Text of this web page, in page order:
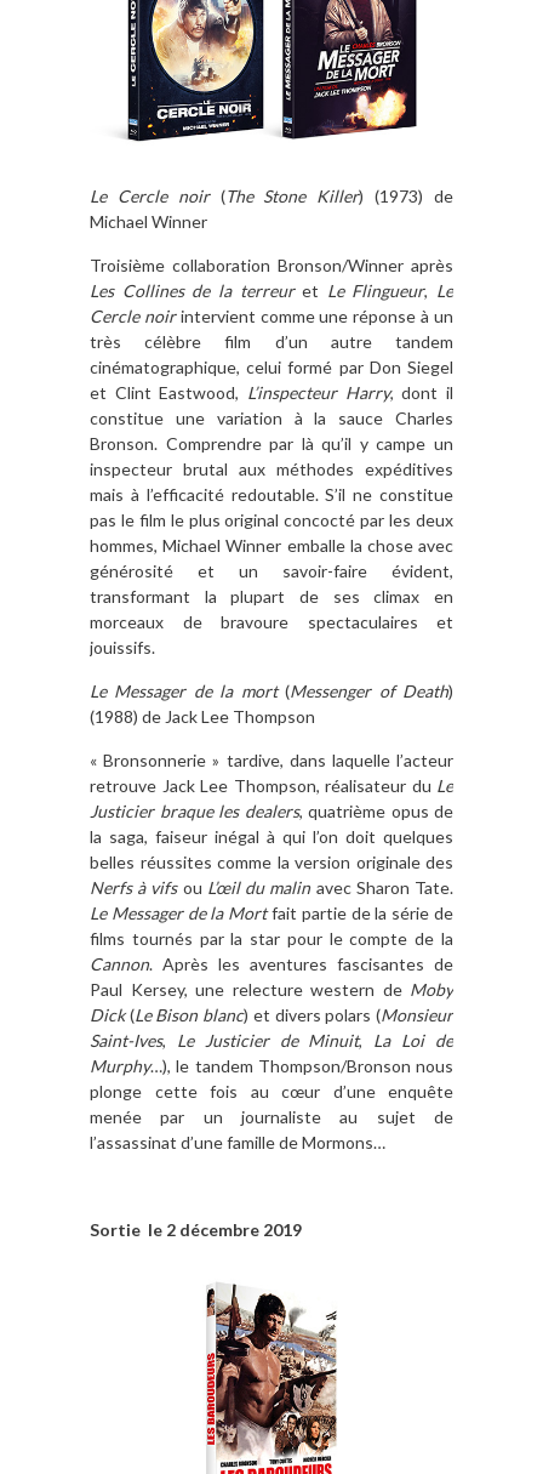
Le Cercle noir(The Stone Killer) (1973) de
Michael Winner
Troisième collaboration Bronson/Winner après
Les Collines de la terreuret Le Flingueur, Le
Cercle noirintervient comme une réponse à un
très célèbre film d’un autre tandem
cinématographique, celui formé par Don Siegel
et Clint Eastwood, L’inspecteur Harry, dont il
constitue une variation à la sauce Charles
Bronson. Comprendre par là qu’il y campe un
inspecteur brutal aux méthodes expéditives
mais à l’efficacité redoutable. S’il ne constitue
pas le film le plus original concocté par les deux
hommes, Michael Winner emballe la chose avec
générosité et un savoir-faire évident,
transformant la plupart de ses climax en
morceaux de bravoure spectaculaires et
jouissifs.
Le Messager de la mort(Messenger of Death)
(1988) de Jack Lee Thompson
« Bronsonnerie » tardive, dans laquelle l’acteur
retrouve Jack Lee Thompson, réalisateur du Le
Justicier braque les dealers, quatrième opus de
la saga, faiseur inégal à qui l’on doit quelques
belles réussites comme la version originale des
Nerfs à vifsou L’œil du malinavec Sharon Tate.
Le Messager de la Mortfait partie de la série de
films tournés par la star pour le compte de la
Cannon. Après les aventures fascisantes de
Paul Kersey, une relecture western de Moby
Dick(Le Bison blanc) et divers polars (Monsieur
Saint-Ives, Le Justicier de Minuit, La Loi de
Murphy…), le tandem Thompson/Bronson nous
plonge cette fois au cœur d’une enquête
menée par un journaliste au sujet de
l’assassinat d’une famille de Mormons…
Sortie le 2 décembre 2019